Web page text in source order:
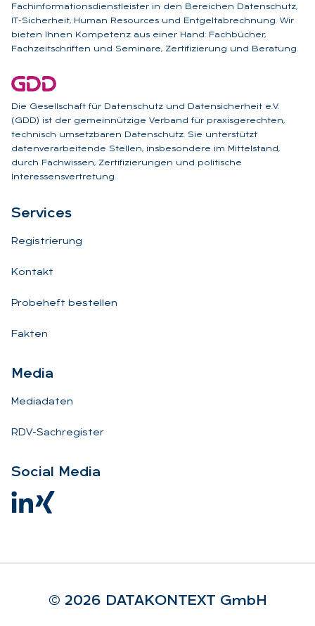
Fachinformationsdienstleister in den Bereichen Datenschutz,
IT-Sicherheit, Human Resources und Entgeltabrechnung. Wir
bieten Ihnen Kompetenz aus einer Hand: Fachbücher,
Fachzeitschriften und Seminare, Zertifizierung und Beratung.
Die Gesellschaft für Datenschutz und Datensicherheit e.V.
(GDD) ist der gemeinnützige Verband für praxisgerechten,
technisch umsetzbaren Datenschutz. Sie unterstützt
datenverarbeitende Stellen, insbesondere im Mittelstand,
durch Fachwissen, Zertifizierungen und politische
Interessensvertretung.
Ser­vices
Registrierung
Kontakt
Probeheft bestellen
Fakten
Me­dia
Mediadaten
RDV-Sachregister
So­ci­al Me­dia
© 2026 DA­TA­KON­TEXT GmbH